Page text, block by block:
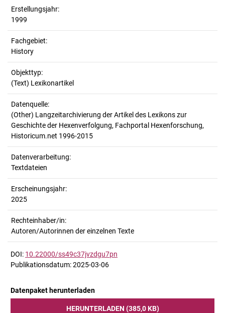
Erstellungsjahr:
1999
Fachgebiet:
History
Objekttyp:
(Text) Lexikonartikel
Datenquelle:
(Other) Langzeitarchivierung der Artikel des Lexikons zur
Geschichte der Hexenverfolgung, Fachportal Hexenforschung,
Historicum.net 1996-2015
Datenverarbeitung:
Textdateien
Erscheinungsjahr:
2025
Rechteinhaber/in:
Autoren/Autorinnen der einzelnen Texte
DOI: 10.22000/ss49c37jvzdgu7pn
Publikationsdatum: 2025-03-06
Datenpaket herunterladen
HERUNTERLADEN (385,0 KB)